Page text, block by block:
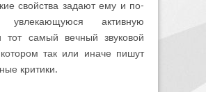
свойства задают ему и по-
увлекающуюся активную
тот самый вечный звуковой
так или иначе пишут
критики.